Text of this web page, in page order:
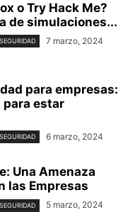
o Try Hack Me?
de simulaciones...
7 marzo, 2024
para empresas:
para estar
6 marzo, 2024
Una Amenaza
las Empresas
5 marzo, 2024